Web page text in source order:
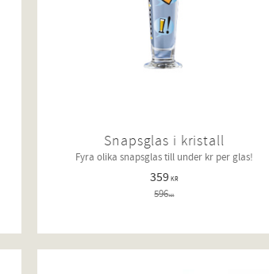
Snapsglas i kristall
Fyra olika snapsglas till under kr per glas!
359KR
596KR